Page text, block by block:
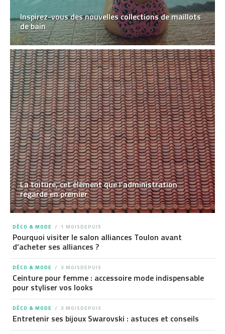
Inspirez-vous des nouvelles collections de maillots
de bain
La toiture, cet élément que l’administration
regarde en premier
DÉCO & MODE 1 MOISDEPUIS
Pourquoi visiter le salon alliances Toulon avant
d’acheter ses alliances ?
DÉCO & MODE 3 MOISDEPUIS
Ceinture pour femme : accessoire mode indispensable
pour styliser vos looks
DÉCO & MODE 3 MOISDEPUIS
Entretenir ses bijoux Swarovski : astuces et conseils